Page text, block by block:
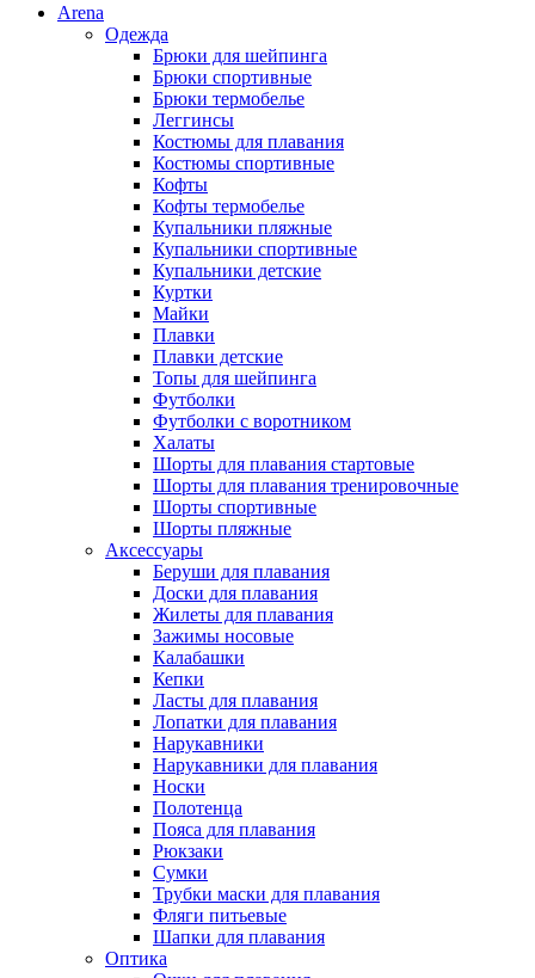
Arena
Одежда
Брюки для шейпинга
Брюки спортивные
Брюки термобелье
Леггинсы
Костюмы для плавания
Костюмы спортивные
Кофты
Кофты термобелье
Купальники пляжные
Купальники спортивные
Купальники детские
Куртки
Майки
Плавки
Плавки детские
Топы для шейпинга
Футболки
Футболки с воротником
Халаты
Шорты для плавания стартовые
Шорты для плавания тренировочные
Шорты спортивные
Шорты пляжные
Аксессуары
Беруши для плавания
Доски для плавания
Жилеты для плавания
Зажимы носовые
Калабашки
Кепки
Ласты для плавания
Лопатки для плавания
Нарукавники
Нарукавники для плавания
Носки
Полотенца
Пояса для плавания
Рюкзаки
Сумки
Трубки маски для плавания
Фляги питьевые
Шапки для плавания
Оптика